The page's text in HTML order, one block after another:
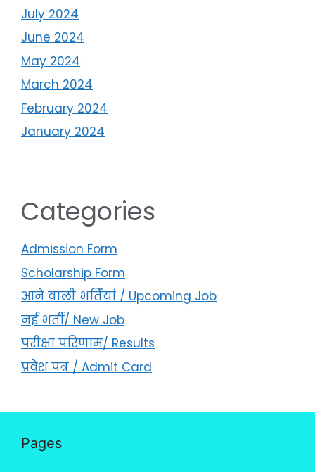
July 2024
June 2024
May 2024
March 2024
February 2024
January 2024
Categories
Admission Form
Scholarship Form
आने वाली भर्तियां / Upcoming Job
नई भर्ती/ New Job
परीक्षा परिणाम/ Results
प्रवेश पत्र / Admit Card
Pages